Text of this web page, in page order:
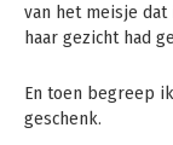
van het meisje
haar gezicht had
En toen begreep
geschenk.